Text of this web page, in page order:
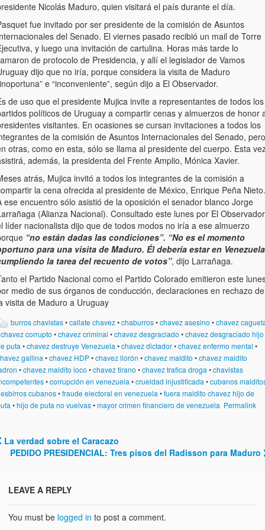
Nicolás Maduro, quien visitará el país durante el día.
fue invitado por ser presidente de la comisión de Asuntos
del Senado. El viernes pasado recibió un mail de Torre
y luego una invitación de cartulina. Horas más tarde lo
de protocolo de Presidencia, y allí el legislador de Vamos
dijo que no iría, porque considera la visita de Maduro
e “inconveniente”, según dijo a El Observador.
de uso que el presidente Mujica invite a representantes de todos los
políticos de Uruguay a compartir cenas y almuerzos de honor
visitantes. En ocasiones se cursan invitaciones a todos los
de la comisión de Asuntos Internacionales del Senado, pero
otras, como en esta, sólo se llama al presidente del cuerpo. Esta
además, la presidenta del Frente Amplio, Mónica Xavier.
atrás, Mujica invitó a todos los integrantes de la comisión a
la cena ofrecida al presidente de México, Enrique Peña Nieto.
ese encuentro sólo asistió de la oposición el senador blanco Jorge
(Alianza Nacional). Consultado este lunes por El
líder nacionalista dijo que de todos modos no iría a ese almuerzo
“no están dadas las condiciones”. “No es el momento
para una visita de Maduro. Él debería estar en Venezuela
la tarea del recuento de votos”, dijo Larrañaga.
el Partido Nacional como el Partido Colorado emitieron este
medio de sus órganos de conducción, declaraciones en rechazo de
visita de Maduro a Uruguay
burros chavistas•callate chavez•chaburros•chavez asesino •chavez
chavez corrupto •chavez criminal •chavez desgraciado •chavez desgraciado hijo
puta •chavez destruye Venezuela •chavez dictador•chavez enfermo mental •
gallina •chavez HDP•chavez llorón •chavez maldito •chavez maldito
•chavez maldito loco •chavez tirano •chavez trafica droga •chavistas
•corrupción en venezuela •crueldad injustificada •cubanos
esbirros cubanos•fraude electoral en venezuela •fuera maldito chavez hijo de
•hijo de puta no vuelvas•mayor crimen financiero de venezuela Permalink
Post navigation
La verdad sobre el Caracazo
PEDIDO PRESIDENCIAL: Tres pisos del Radisson para Maduro
LEAVE A REPLY
You must be logged in to post a comment.